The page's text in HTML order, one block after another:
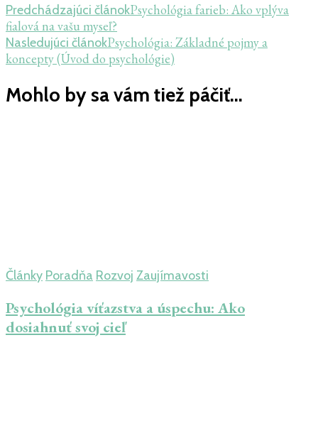
Navigácia
v
článku
Predchádzajúci článokPsychológia farieb: Ako vplýva
fialová na vašu myseľ?
Nasledujúci článokPsychológia: Základné pojmy a
koncepty (Úvod do psychológie)
Mohlo by sa vám tiež páčiť...
Články Poradňa Rozvoj Zaujímavosti
Psychológia víťazstva a úspechu: Ako
dosiahnuť svoj cieľ